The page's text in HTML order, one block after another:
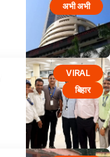
अभी अभी
VIRAL
बिहार